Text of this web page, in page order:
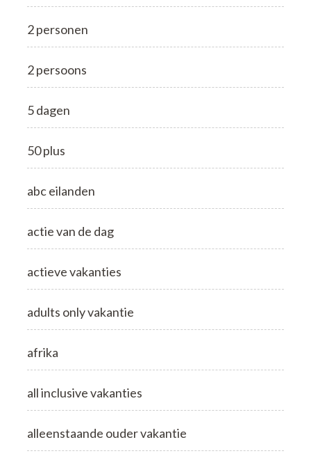
2 personen
2 persoons
5 dagen
50 plus
abc eilanden
actie van de dag
actieve vakanties
adults only vakantie
afrika
all inclusive vakanties
alleenstaande ouder vakantie